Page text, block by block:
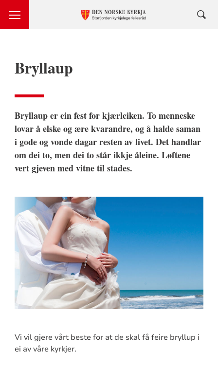
Bryllaup
Bryllaup er ein fest for kjærleiken. To menneske
lovar å elske og ære kvarandre, og å halde saman
i gode og vonde dagar resten av livet. Det handlar
om dei to, men dei to står ikkje åleine. Løftene
vert gjeven med vitne til stades.
Vi vil gjere vårt beste for at de skal få feire bryllup i
ei av våre kyrkjer.